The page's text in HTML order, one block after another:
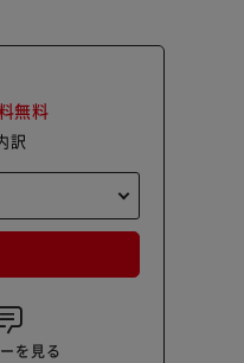
無料
訳
を見る